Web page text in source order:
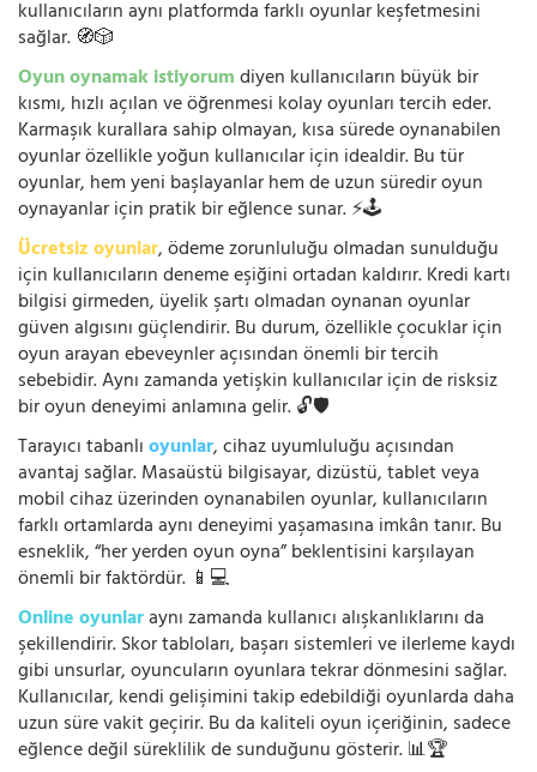
kullanıcıların aynı platformda farklı oyunlar keşfetmesini
sağlar. 🧭🎲
Oyun oynamak istiyorumdiyen kullanıcıların büyük bir
kısmı, hızlı açılan ve öğrenmesi kolay oyunları tercih eder.
Karmaşık kurallara sahip olmayan, kısa sürede oynanabilen
oyunlar özellikle yoğun kullanıcılar için idealdir. Bu tür
oyunlar, hem yeni başlayanlar hem de uzun süredir oyun
oynayanlar için pratik bir eğlence sunar. ⚡🕹️
Ücretsiz oyunlar, ödeme zorunluluğu olmadan sunulduğu
için kullanıcıların deneme eşiğini ortadan kaldırır. Kredi kartı
bilgisi girmeden, üyelik şartı olmadan oynanan oyunlar
güven algısını güçlendirir. Bu durum, özellikle çocuklar için
oyun arayan ebeveynler açısından önemli bir tercih
sebebidir. Aynı zamanda yetişkin kullanıcılar için de risksiz
bir oyun deneyimi anlamına gelir. 🔓🛡️
Tarayıcı tabanlıoyunlar, cihaz uyumluluğu açısından
avantaj sağlar. Masaüstü bilgisayar, dizüstü, tablet veya
mobil cihaz üzerinden oynanabilen oyunlar, kullanıcıların
farklı ortamlarda aynı deneyimi yaşamasına imkân tanır. Bu
esneklik, “her yerden oyun oyna” beklentisini karşılayan
önemli bir faktördür. 📱💻
Online oyunlaraynı zamanda kullanıcı alışkanlıklarını da
şekillendirir. Skor tabloları, başarı sistemleri ve ilerleme kaydı
gibi unsurlar, oyuncuların oyunlara tekrar dönmesini sağlar.
Kullanıcılar, kendi gelişimini takip edebildiği oyunlarda daha
uzun süre vakit geçirir. Bu da kaliteli oyun içeriğinin, sadece
eğlence değil süreklilik de sunduğunu gösterir. 📊🏆